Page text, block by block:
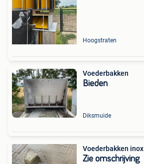
Hoogstraten
Voederbakken
Bieden
Diksmuide
Voederbakken inox
Zie omschrijving